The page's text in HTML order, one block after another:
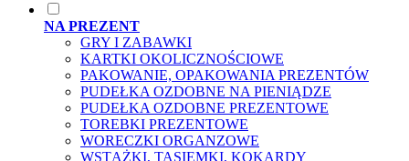
NA PREZENT
GRY I ZABAWKI
KARTKI OKOLICZNOŚCIOWE
PAKOWANIE, OPAKOWANIA PREZENTÓW
PUDEŁKA OZDOBNE NA PIENIĄDZE
PUDEŁKA OZDOBNE PREZENTOWE
TOREBKI PREZENTOWE
WORECZKI ORGANZOWE
WSTĄŻKI, TASIEMKI, KOKARDY